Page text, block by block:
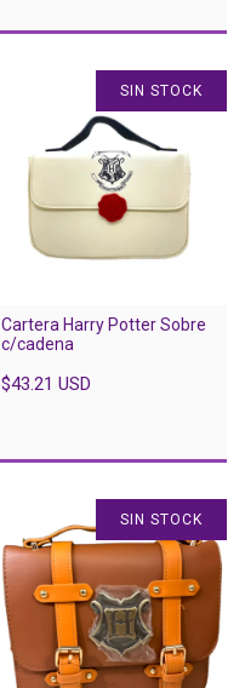
SIN STOCK
Cartera Harry Potter Sobre
c/cadena
$43.21 USD
SIN STOCK